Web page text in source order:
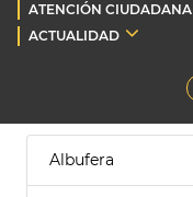
ATENCIÓN CIUDADANA
ACTUALIDAD
Albufera